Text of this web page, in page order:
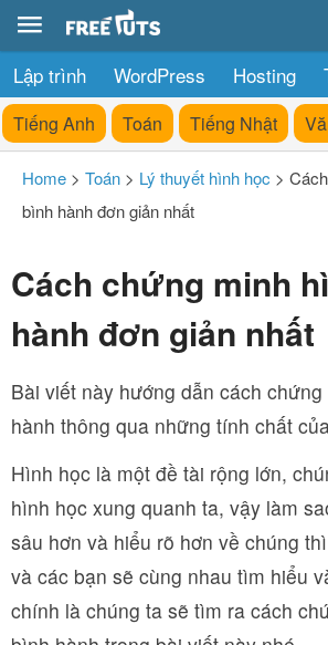
Lập trình WordPress Hosting
Tiếng Anh Toán Tiếng Nhật
Home > Toán > Lý thuyết hình học >
bình hành đơn giản nhất
Cách chứng minh
hành đơn giản nhất
Bài viết này hướng dẫn cách
hành thông qua những tính chất
Hình học là một đề tài rộng lớn,
hình học xung quanh ta, vậy làm
sâu hơn và hiểu rõ hơn về chúng
và các bạn sẽ cùng nhau tìm hiểu
chính là chúng ta sẽ tìm ra cách